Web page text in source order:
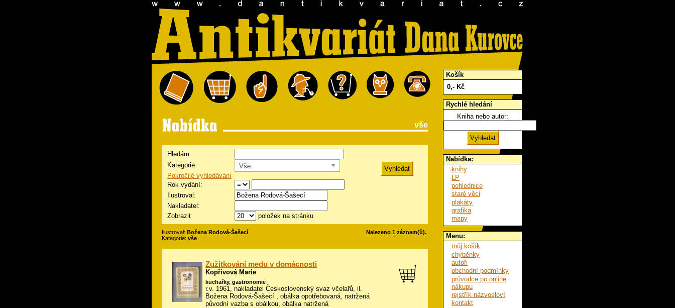
vše
Hledám:
Kategorie:
Vše
Pokročilé vyhledávání
Rok vydání:
Ilustroval:
Nakladatel:
Zobrazit
položek na stránku
Ilustroval: Božena Rodová-Šašecí
Kategorie: vše
Nalezeno 1 záznam(ů).
Zužitkování medu v domácnosti
Kopřivová Marie
kuchařky, gastronomie
r.v. 1961, nakladatel Československý svaz včelařů, il.
Božena Rodová-Šašecí , obálka opotřebovaná, natržená
původní vazba s obálkou, obálka natržená
Košík
0,- Kč
Rychlé hledání
Kniha nebo autor:
Nabídka:
knihy
LP
pohlednice
staré věci
plakáty
grafika
mapy
Menu:
můj košík
chyběnky
autoři
obchodní podmínky
průvodce po online
nákupu
rejstřík názvosloví
kontakt